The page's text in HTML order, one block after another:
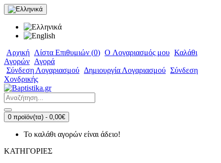
Αρχική Λίστα Επιθυμιών (0) O Λογαριασμός μου Καλάθι
Αγορών Αγορά
Σύνδεση Λογαριασμού Δημιουργία Λογαριασμού Σύνδεση
Χονδρικής
0 προϊόν(τα) - 0,00€
Το καλάθι αγορών είναι άδειο!
ΚΑΤΗΓΟΡΙΕΣ